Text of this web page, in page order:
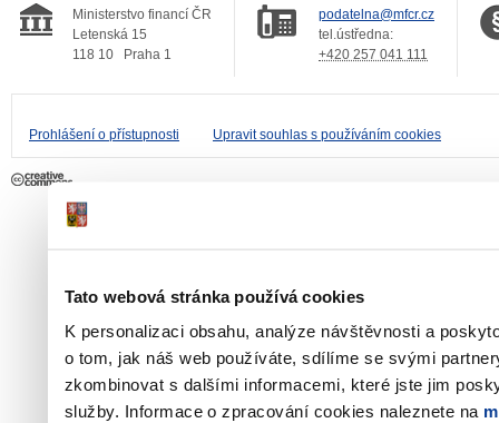
Tato webová stránka používá cookies
K personalizaci obsahu, analýze návštěvnosti a
o tom, jak náš web používáte, sdílíme se svými
zkombinovat s dalšími informacemi, které jste jim
služby. Informace o zpracování cookies naleznete na
Ministerstvo financí ČR
Letenská 15
118 10
Praha 1
podatelna@mfcr.cz
tel.ústředna:
+420 257 041 111
Prohlášení o přístupnosti Upravit souhlas s používáním cookies